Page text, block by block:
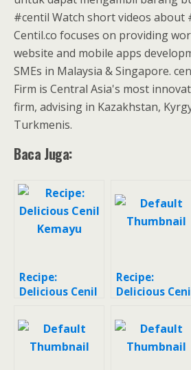
#centil Watch short videos about
Centil.co focuses on providing
website and mobile apps
SMEs in Malaysia & Singapore.
Firm is Central Asia's most
firm, advising in Kazakhstan,
Turkmenis.
Baca Juga:
Recipe:
Delicious Cenil
Recipe:
Delicious